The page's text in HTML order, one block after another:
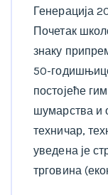
Генерација
Почетак
знаку
50-
постојеће
шумарства и
техничар,
уведена је
трговина